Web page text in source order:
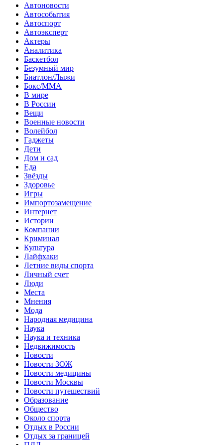
Автоновости
Автособытия
Автоспорт
Автоэксперт
Актеры
Аналитика
Баскетбол
Безумный мир
Биатлон/Лыжи
Бокс/MMA
В мире
В России
Вещи
Военные новости
Волейбол
Гаджеты
Дети
Дом и сад
Еда
Звёзды
Здоровье
Игры
Импортозамещение
Интернет
Истории
Компании
Криминал
Культура
Лайфхаки
Летние виды спорта
Личный счет
Люди
Места
Мнения
Мода
Народная медицина
Наука
Наука и техника
Недвижимость
Новости
Новости ЗОЖ
Новости медицины
Новости Москвы
Новости путешествий
Образование
Общество
Около спорта
Отдых в России
Отдых за границей